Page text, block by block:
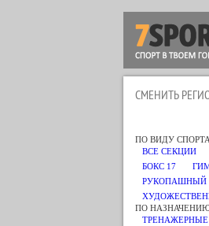
СМЕНИТЬ
ПО ВИДУ
ВСЕ СЕКЦИИ
БОКС 17
РУКОПАШНЫЙ
ПО